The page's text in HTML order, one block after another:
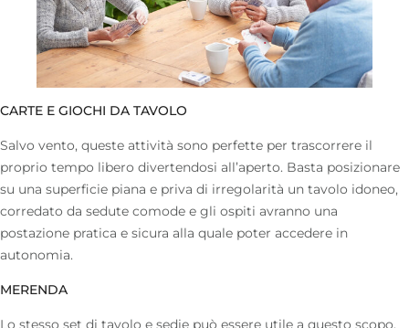
CARTE E GIOCHI DA TAVOLO
Salvo vento, queste attività sono perfette per trascorrere il
proprio tempo libero divertendosi all’aperto. Basta posizionare
su una superficie piana e priva di irregolarità un tavolo idoneo,
corredato da sedute comode e gli ospiti avranno una
postazione pratica e sicura alla quale poter accedere in
autonomia.
MERENDA
Lo stesso set di tavolo e sedie può essere utile a questo scopo.